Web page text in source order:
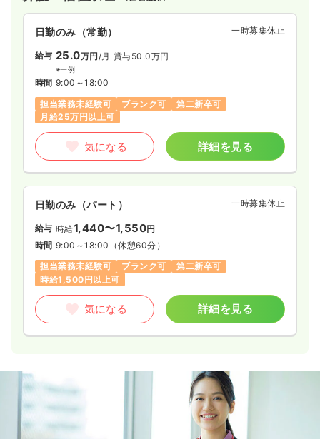
日勤のみ（常勤） 一時募集休止
給与 25.0万円/月 賞与50.0万円
※一例
時間 9:00～18:00
担当業務未経験可
ブランク可
第二新卒可
月給25万円以上可
気になる 詳細を見る
日勤のみ（パート） 一時募集休止
給与 時給1,440〜1,550円
時間 9:00～18:00 （休憩60分）
担当業務未経験可
ブランク可
第二新卒可
時給1,500円以上可
気になる 詳細を見る